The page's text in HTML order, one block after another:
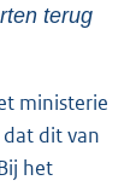
terug
ministerie
dit van
het